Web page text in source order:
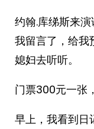
约翰.库绨斯来
我留言了，给我
媳妇去听听。
门票300元一张
早上，我看到日